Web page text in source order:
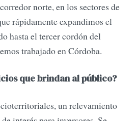
norte, en los sectores de
rápidamente expandimos el
hasta el tercer cordón del
trabajado en Córdoba.
que brindan al público?
un relevamiento